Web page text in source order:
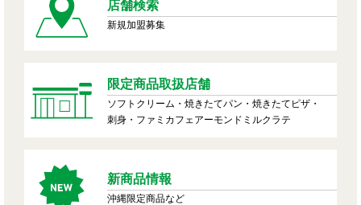
店舗検索
新規加盟募集
限定商品取扱店舗
ソフトクリーム・焼きたてパン・焼きたてピザ・
刺身・ファミカフェアーモンドミルクラテ
新商品情報
沖縄限定商品など